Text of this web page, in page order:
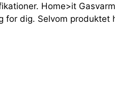
Home>it
dig. Selvom